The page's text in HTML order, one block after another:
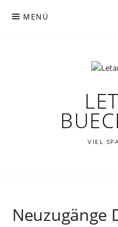
Inhalt MENÜ
VIEL
Neuzugänge